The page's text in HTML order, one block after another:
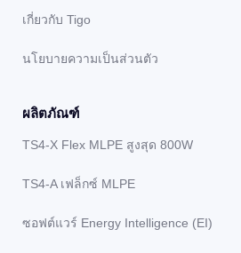
เกี่ยวกับ Tigo
นโยบายความเป็นส่วนตัว
ผลิตภัณฑ์
TS4-X Flex MLPE สูงสุด 800W
TS4-A เฟล็กซ์ MLPE
ซอฟต์แวร์ Energy Intelligence (EI)